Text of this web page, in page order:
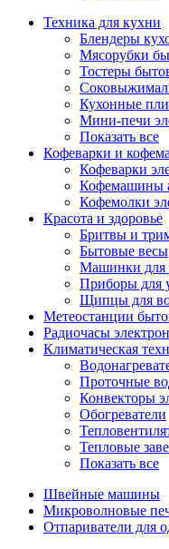
Техника для кухни
Блендеры
Мясорубки
Тостеры
Кухонные
Мини-печи
Показать все
Кофеварки и
Кофеварки
Кофемашины
Кофемолки
Красота и здоровье
Бритвы и
Бытовые весы
Машинки для
Приборы для
Щипцы для
Метеостанции
Радиочасы
Климатическая
Проточные
Конвекторы
Обогреватели
Тепловые
Показать все
Швейные машины
Микроволновые
Отпариватели для